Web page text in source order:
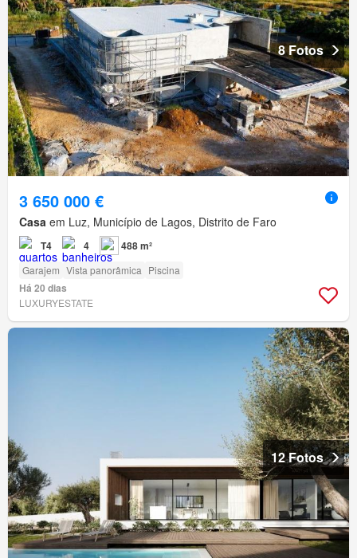
8 Fotos
3 650 000 €
Casa em Luz, Município de Lagos, Distrito de Faro
T4 4 488 m²
Garajem Vista panorâmica Piscina
Há 20 dias
LUXURYESTATE
12 Fotos